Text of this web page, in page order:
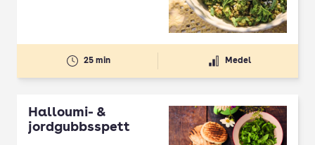
25 min Medel
Halloumi- &
jordgubbsspett